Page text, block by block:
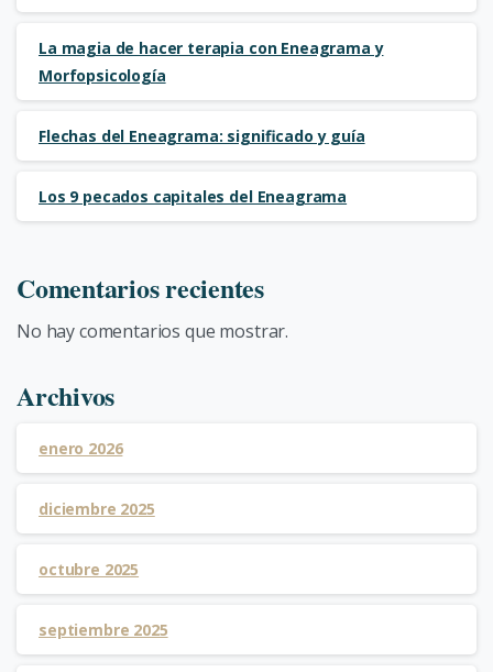
La magia de hacer terapia con Eneagrama y
Morfopsicología
Flechas del Eneagrama: significado y guía
Los 9 pecados capitales del Eneagrama
Comentarios recientes
No hay comentarios que mostrar.
Archivos
enero 2026
diciembre 2025
octubre 2025
septiembre 2025